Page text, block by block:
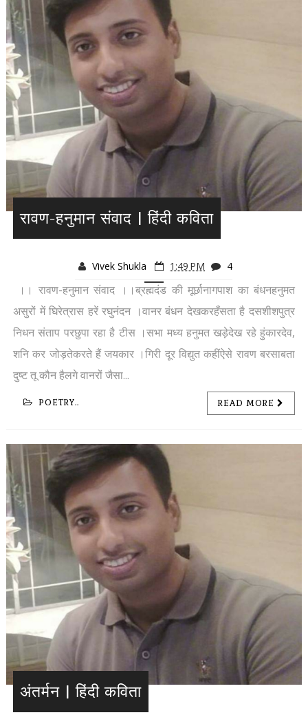
रावण-हनुमान संवाद | हिंदी कविता
Vivek Shukla 1:49 PM 4
।। रावण-हनुमान संवाद ।।ब्रह्मदंड की मूर्छानागपाश का बंधनहनुमत
असुरों में घिरेत्रास हरें रघुनंदन ।वानर बंधन देखकरहँसता है दसशीशपुत्र
निधन संताप परछुपा रहा है टीस ।सभा मध्य हनुमत खड़ेदेख रहे हुंकारदेव,
शनि कर जोड़तेकरते हैं जयकार ।गिरी दूर विद्युत कहींऐसे रावण बरसाबता
दुष्ट तू कौन हैलगे वानरों जैसा...
POETRY.. READ MORE
अंतर्मन | हिंदी कविता